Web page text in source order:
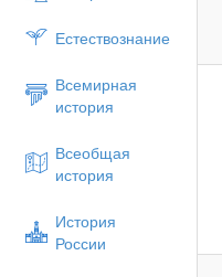
Естествознание
Всемирная
история
Всеобщая
история
История
России